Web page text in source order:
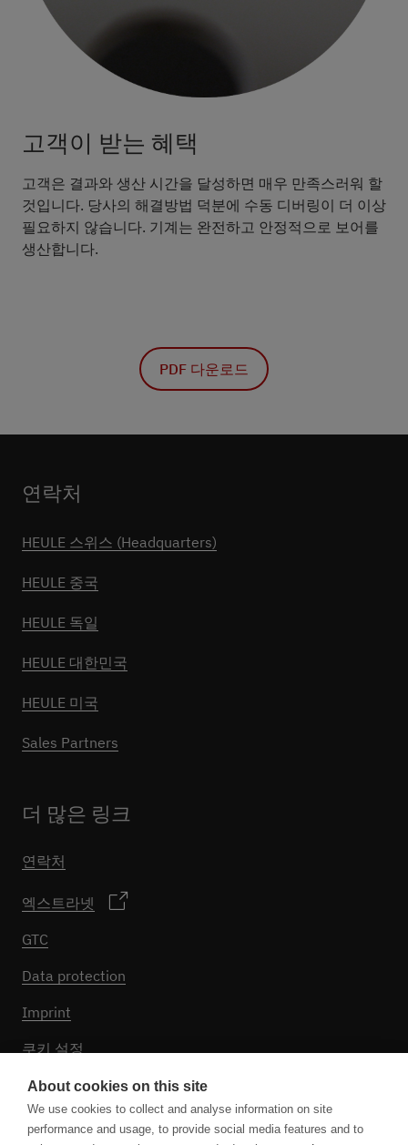
고객이 받는 혜택
고객은 결과와 생산 시간을 달성하면 매우 만족스러워 할
것입니다. 당사의 해결방법 덕분에 수동 디버링이 더 이상
필요하지 않습니다. 기계는 완전하고 안정적으로 보어를
생산합니다.
PDF 다운로드
연락처
HEULE 스위스 (Headquarters)
HEULE 중국
HEULE 독일
HEULE 대한민국
HEULE 미국
Sales Partners
더 많은 링크
연락처
엑스트라넷
GTC
Data protection
Imprint
쿠키 설정
팔로우하기
About cookies on this site
We use cookies to collect and analyse information on site
performance and usage, to provide social media features and to